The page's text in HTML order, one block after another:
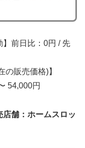
】前日比：0円 / 先
の販売価格)】
54,000円
店舗：ホームスロッ